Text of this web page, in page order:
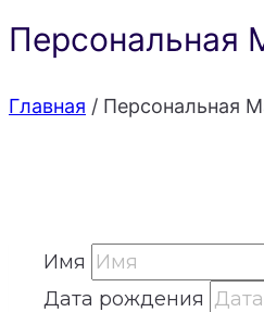
Персональная
Главная / Персональная
Имя
Дата рождения